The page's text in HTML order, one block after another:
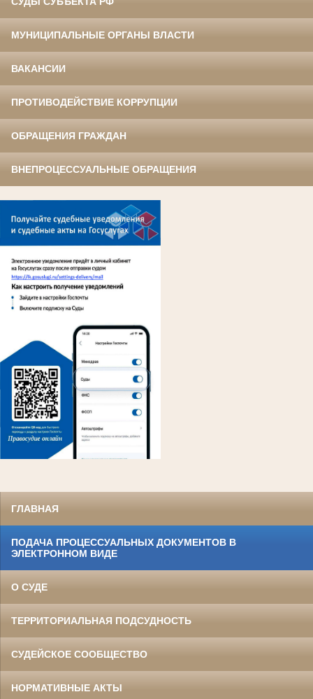
МУНИЦИПАЛЬНЫЕ ОРГАНЫ ВЛАСТИ
ВАКАНСИИ
ПРОТИВОДЕЙСТВИЕ КОРРУПЦИИ
ОБРАЩЕНИЯ ГРАЖДАН
ВНЕПРОЦЕССУАЛЬНЫЕ ОБРАЩЕНИЯ
ГЛАВНАЯ
ПОДАЧА ПРОЦЕССУАЛЬНЫХ ДОКУМЕНТОВ В
ЭЛЕКТРОННОМ ВИДЕ
О СУДЕ
ТЕРРИТОРИАЛЬНАЯ ПОДСУДНОСТЬ
СУДЕЙСКОЕ СООБЩЕСТВО
НОРМАТИВНЫЕ АКТЫ